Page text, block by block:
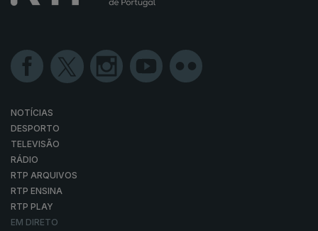
NOTÍCIAS
DESPORTO
TELEVISÃO
RÁDIO
RTP ARQUIVOS
RTP ENSINA
RTP PLAY
EM DIRETO